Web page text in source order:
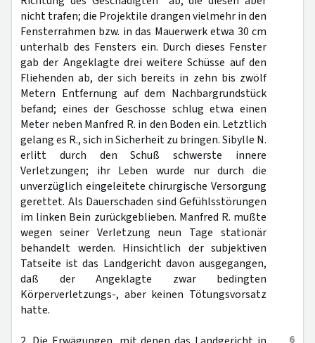
nicht trafen; die Projektile drangen vielmehr in den
Fensterrahmen bzw. in das Mauerwerk etwa 30 cm
unterhalb des Fensters ein. Durch dieses Fenster
gab der Angeklagte drei weitere Schüsse auf den
Fliehenden ab, der sich bereits in zehn bis zwölf
Metern Entfernung auf dem Nachbargrundstück
befand; eines der Geschosse schlug etwa einen
Meter neben Manfred R. in den Boden ein. Letztlich
gelang es R., sich in Sicherheit zu bringen. Sibylle N.
erlitt durch den Schuß schwerste innere
Verletzungen; ihr Leben wurde nur durch die
unverzüglich eingeleitete chirurgische Versorgung
gerettet. Als Dauerschaden sind Gefühlsstörungen
im linken Bein zurückgeblieben. Manfred R. mußte
wegen seiner Verletzung neun Tage stationär
behandelt werden. Hinsichtlich der subjektiven
Tatseite ist das Landgericht davon ausgegangen,
daß der Angeklagte zwar bedingten
Körperverletzungs-, aber keinen Tötungsvorsatz
hatte.
6